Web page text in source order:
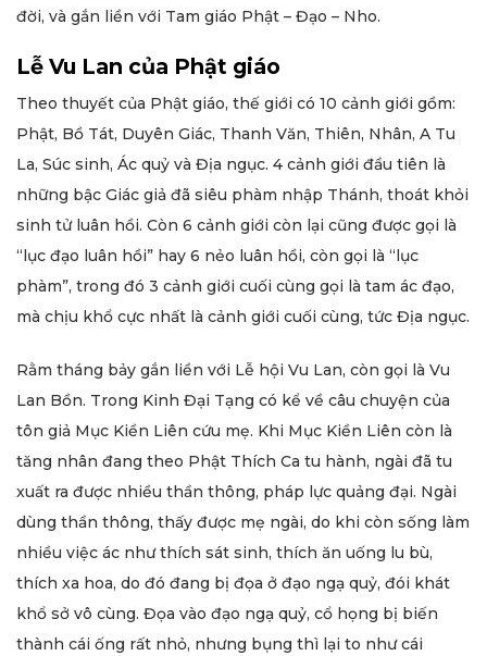
đời, và gắn liền với Tam giáo Phật – Đạo – Nho.
Lễ Vu Lan của Phật giáo
Theo thuyết của Phật giáo, thế giới có 10 cảnh giới gồm:
Phật, Bồ Tát, Duyên Giác, Thanh Văn, Thiên, Nhân, A Tu
La, Súc sinh, Ác quỷ và Địa ngục. 4 cảnh giới đầu tiên là
những bậc Giác giả đã siêu phàm nhập Thánh, thoát khỏi
sinh tử luân hồi. Còn 6 cảnh giới còn lại cũng được gọi là
“lục đạo luân hồi” hay 6 nẻo luân hồi, còn gọi là “lục
phàm”, trong đó 3 cảnh giới cuối cùng gọi là tam ác đạo,
mà chịu khổ cực nhất là cảnh giới cuối cùng, tức Địa ngục.
Rằm tháng bảy gắn liền với Lễ hội Vu Lan, còn gọi là Vu
Lan Bồn. Trong Kinh Đại Tạng có kể về câu chuyện của
tôn giả Mục Kiền Liên cứu mẹ. Khi Mục Kiền Liên còn là
tăng nhân đang theo Phật Thích Ca tu hành, ngài đã tu
xuất ra được nhiều thần thông, pháp lực quảng đại. Ngài
dùng thần thông, thấy được mẹ ngài, do khi còn sống làm
nhiều việc ác như thích sát sinh, thích ăn uống lu bù,
thích xa hoa, do đó đang bị đọa ở đạo ngạ quỷ, đói khát
khổ sở vô cùng. Đọa vào đạo ngạ quỷ, cổ họng bị biến
thành cái ống rất nhỏ, nhưng bụng thì lại to như cái